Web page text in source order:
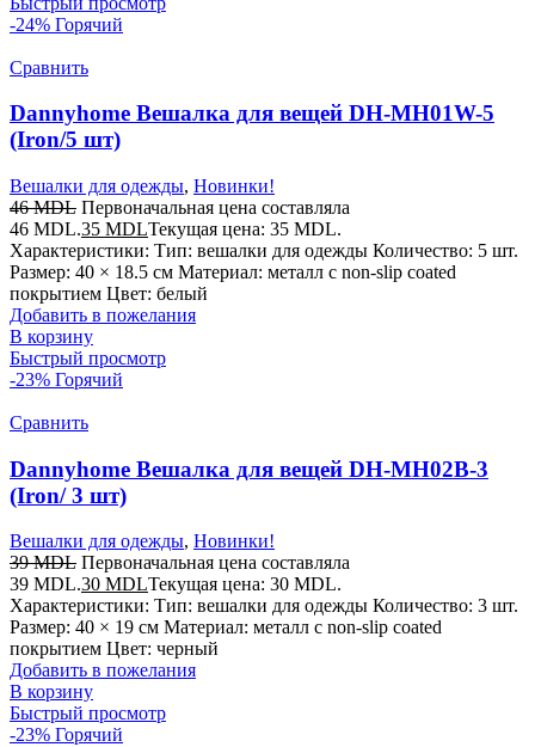
-24% Горячий
Сравнить
Dannyhome Вешалка для вещей DH-MH01W-5
(Iron/5 шт)
Вешалки для одежды, Новинки!
46MDL Первоначальная цена составляла
46 MDL.35 MDLТекущая цена: 35 MDL.
Характеристики: Тип: вешалки для одежды Количество: 5 шт.
Размер: 40 × 18.5 см Материал: металл с non-slip coated
покрытием Цвет: белый
Добавить в пожелания
В корзину
Быстрый просмотр
-23% Горячий
Сравнить
Dannyhome Вешалка для вещей DH-MH02B-3
(Iron/ 3 шт)
Вешалки для одежды, Новинки!
39MDL Первоначальная цена составляла
39 MDL.30 MDLТекущая цена: 30 MDL.
Характеристики: Тип: вешалки для одежды Количество: 3 шт.
Размер: 40 × 19 см Материал: металл с non-slip coated
покрытием Цвет: черный
Добавить в пожелания
В корзину
Быстрый просмотр
-23% Горячий